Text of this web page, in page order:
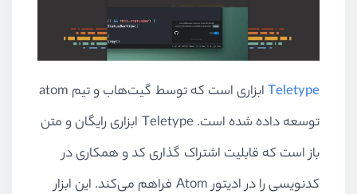
Teletype
ابزاری است که توسط گیت‌هاب و تیم atom
توسعه داده شده است. Teletype ابزاری رایگان و متن
باز است که قابلیت اشتراک گذاری کد و همکاری در
کدنویسی را در ادیتور Atom فراهم می‌کند. این ابزار